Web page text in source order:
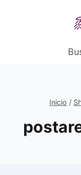
Inicio /